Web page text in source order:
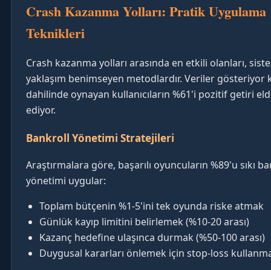
Crash Kazanma Yolları: Pratik Uygulama
Teknikleri
Crash kazanma yolları arasında en etkili olanları,
yaklaşım benimseyen metodlardır. Veriler gösteriyor
dahilinde oynayan kullanıcıların %61'i pozitif getiri
ediyor.
Bankroll Yönetimi Stratejileri
Araştırmalara göre, başarılı oyuncuların %89'u sıkı
yönetimi uygular:
Toplam bütçenin %1-5'ini tek oyunda riske atmak
Günlük kayıp limitini belirlemek (%10-20 arası)
Kazanç hedefine ulaşınca durmak (%50-100 arası)
Duygusal kararları önlemek için stop-loss